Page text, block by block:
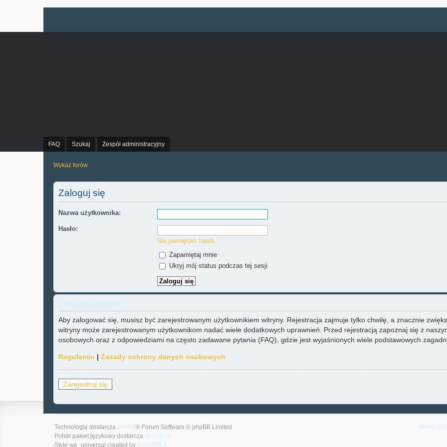
FAQ Szukaj Zespół administracyjny
Wykaz forów
Zaloguj się
Nazwa użytkownika:
Hasło:
Nie pamiętam hasła
Zapamiętaj mnie
Ukryj mój status podczas tej sesji
ZAREJESTRUJ SIĘ
Aby zalogować się, musisz być zarejestrowanym użytkownikiem witryny. Rejestracja zajmuje tylko chwilę, a znacznie
witryny może zarejestrowanym użytkownikom nadać wiele dodatkowych uprawnień. Przed rejestracją zapoznaj się z
osobowych oraz z odpowiedziami na często zadawane pytania (FAQ), gdzie jest wyjaśnionych wiele podstawowych
Regulamin | Zasady ochrony danych osobowych
Zarejestruj się
Wykaz
Technologię dostarcza phpBB® Forum Software © phpBB Limited
Polski pakiet językowy dostarcza phpBB.pl
Style we_universal created by INVENTEA